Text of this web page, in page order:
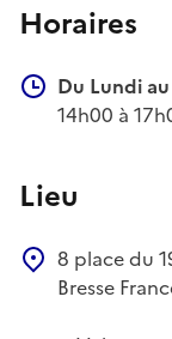
Horaires
Du Lundi
14h00 à
Lieu
8 place du
Bresse